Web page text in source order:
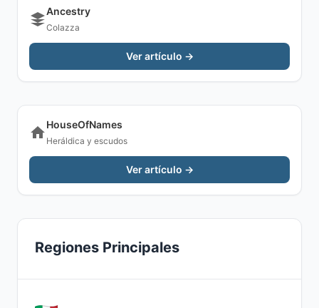
Ancestry
Colazza
Ver artículo →
HouseOfNames
Heráldica y escudos
Ver artículo →
Regiones Principales